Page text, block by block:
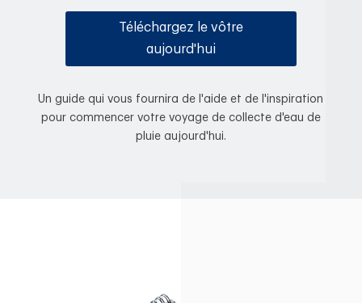
Téléchargez le vôtre
aujourd'hui
Un guide qui vous fournira de l'aide et de l'inspiration
pour commencer votre voyage de collecte d'eau de
pluie aujourd'hui.